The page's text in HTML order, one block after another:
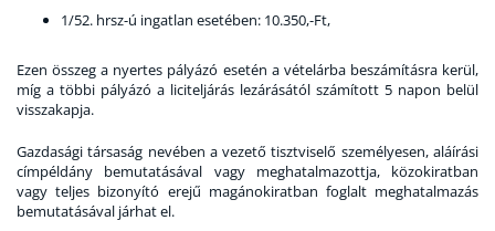
1/52. hrsz-ú ingatlan esetében: 10.350,-Ft,
Ezen összeg a nyertes pályázó esetén a vételárba beszámításra kerül,
míg a többi pályázó a liciteljárás lezárásától számított 5 napon belül
visszakapja.
Gazdasági társaság nevében a vezető tisztviselő személyesen, aláírási
címpéldány bemutatásával vagy meghatalmazottja, közokiratban
vagy teljes bizonyító erejű magánokiratban foglalt meghatalmazás
bemutatásával járhat el.